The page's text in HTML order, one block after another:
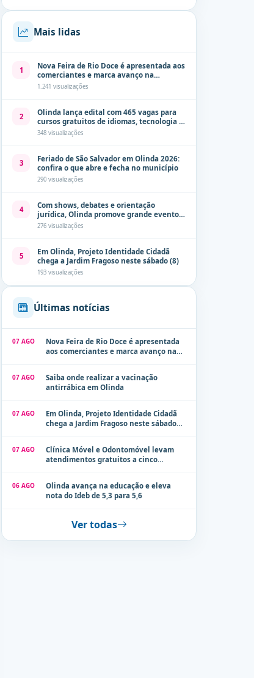
Mais lidas
1
Nova Feira de Rio Doce é apresentada aos
comerciantes e marca avanço na
modernização dos espaços públicos de
1.241 visualizações
2
Olinda lança edital com 465 vagas para
cursos gratuitos de idiomas, tecnologia e
comunicação
348 visualizações
3
Feriado de São Salvador em Olinda 2026:
confira o que abre e fecha no município
290 visualizações
4
Com shows, debates e orientação
jurídica, Olinda promove grande evento
de combate à violência contra a mulher
neste sábado (8)
276 visualizações
5
Em Olinda, Projeto Identidade Cidadã
chega a Jardim Fragoso neste sábado (8)
193 visualizações
Últimas notícias
07 AGO
Nova Feira de Rio Doce é apresentada
aos comerciantes e marca avanço na
07 AGO
Saiba onde realizar a vacinação
antirrábica em Olinda
07 AGO
Em Olinda, Projeto Identidade Cidadã
chega a Jardim Fragoso neste sábado
07 AGO
Clínica Móvel e Odontomóvel levam
atendimentos gratuitos a cinco
06 AGO
Olinda avança na educação e eleva
nota do Ideb de 5,3 para 5,6
Ver todas